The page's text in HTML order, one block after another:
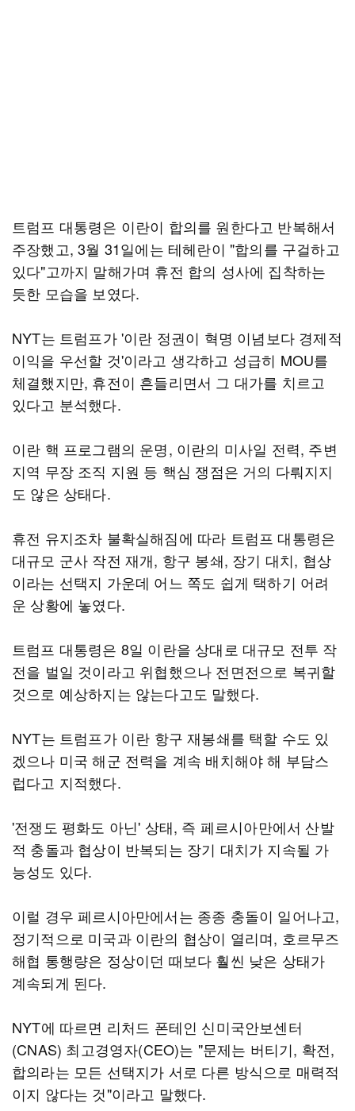
트럼프 대통령은 이란이 합의를 원한다고 반복해서
주장했고, 3월 31일에는 테헤란이 "합의를 구걸하고
있다"고까지 말해가며 휴전 합의 성사에 집착하는
듯한 모습을 보였다.
NYT는 트럼프가 '이란 정권이 혁명 이념보다 경제적
이익을 우선할 것'이라고 생각하고 성급히 MOU를
체결했지만, 휴전이 흔들리면서 그 대가를 치르고
있다고 분석했다.
이란 핵 프로그램의 운명, 이란의 미사일 전력, 주변
지역 무장 조직 지원 등 핵심 쟁점은 거의 다뤄지지
도 않은 상태다.
휴전 유지조차 불확실해짐에 따라 트럼프 대통령은
대규모 군사 작전 재개, 항구 봉쇄, 장기 대치, 협상
이라는 선택지 가운데 어느 쪽도 쉽게 택하기 어려
운 상황에 놓였다.
트럼프 대통령은 8일 이란을 상대로 대규모 전투 작
전을 벌일 것이라고 위협했으나 전면전으로 복귀할
것으로 예상하지는 않는다고도 말했다.
NYT는 트럼프가 이란 항구 재봉쇄를 택할 수도 있
겠으나 미국 해군 전력을 계속 배치해야 해 부담스
럽다고 지적했다.
'전쟁도 평화도 아닌' 상태, 즉 페르시아만에서 산발
적 충돌과 협상이 반복되는 장기 대치가 지속될 가
능성도 있다.
이럴 경우 페르시아만에서는 종종 충돌이 일어나고,
정기적으로 미국과 이란의 협상이 열리며, 호르무즈
해협 통행량은 정상이던 때보다 훨씬 낮은 상태가
계속되게 된다.
NYT에 따르면 리처드 폰테인 신미국안보센터
(CNAS) 최고경영자(CEO)는 "문제는 버티기, 확전,
합의라는 모든 선택지가 서로 다른 방식으로 매력적
이지 않다는 것"이라고 말했다.